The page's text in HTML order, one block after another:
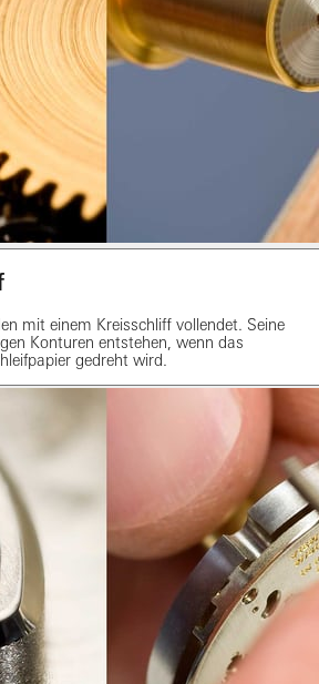
mit einem Kreisschliff vollendet. Seine
Konturen entstehen, wenn das
gedreht wird.